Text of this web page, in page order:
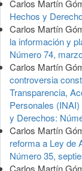
Carlos Martín
Hechos y
Carlos Martín
la información y
Número 74,
Carlos Martín
controversia
Transparencia,
Personales
y Derechos:
Carlos Martín
reforma a Ley de
Número 35,
Carlos Martín